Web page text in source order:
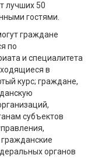
лучших 50
гостями.
граждане
по
и специалитета
в
курс; граждане,
субъектов
органов